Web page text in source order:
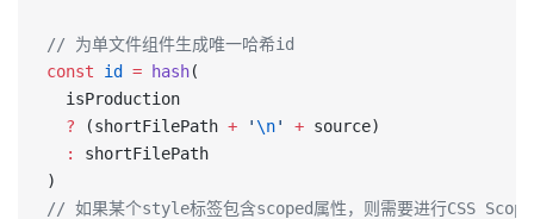
// 为单文件组件生成唯一哈希id
const id = hash(
  isProduction
  ?
(shortFilePath + '\n' + source)
  :
shortFilePath
)
// 如果某个style标签包含scoped属性，则需要进行CSS